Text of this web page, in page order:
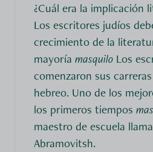
¿Cuál era la implicación
Los escritores judíos
crecimiento de la
mayoríamasquilo Los
comenzaron sus
hebreo. Uno de los
los primeros tiempos
maestro de escuela
Abramovitsh.